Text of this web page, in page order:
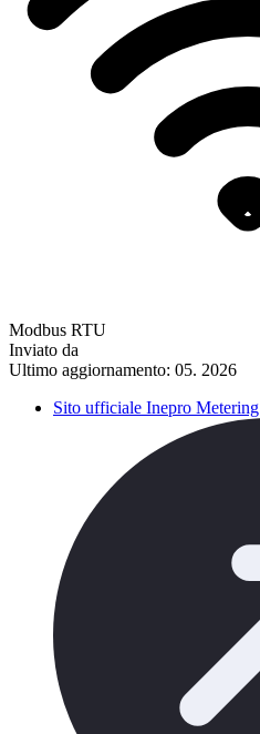
Modbus RTU
Inviato da
Ultimo aggiornamento: 05. 2026
Sito ufficiale Inepro Metering